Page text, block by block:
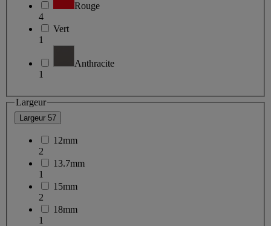
Rouge
4
Vert
1
Anthracite
1
Largeur
Largeur 57
12mm
2
13.7mm
1
15mm
2
18mm
1